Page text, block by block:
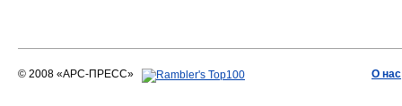
© 2008 «АРС-ПРЕСС» О нас